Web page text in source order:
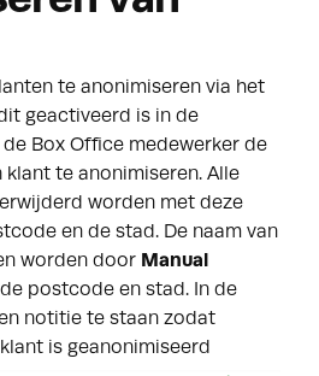
te anonimiseren via het
geactiveerd is in de
Box Office medewerker de
te anonimiseren. Alle
worden met deze
en de stad. De naam van
worden door Manual
postcode en stad. In de
notitie te staan zodat
is geanonimiseerd